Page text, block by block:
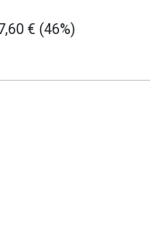
€ (46%)